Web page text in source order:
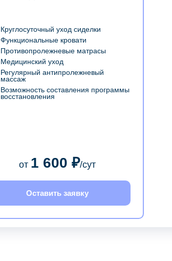
Круглосуточный уход сиделки
Функциональные кровати
Противопролежневые матрасы
Медицинский уход
Регулярный антипролежневый
массаж
Возможность cоставления программы
восстановления
от 1 600 ₽/сут
Оставить заявку